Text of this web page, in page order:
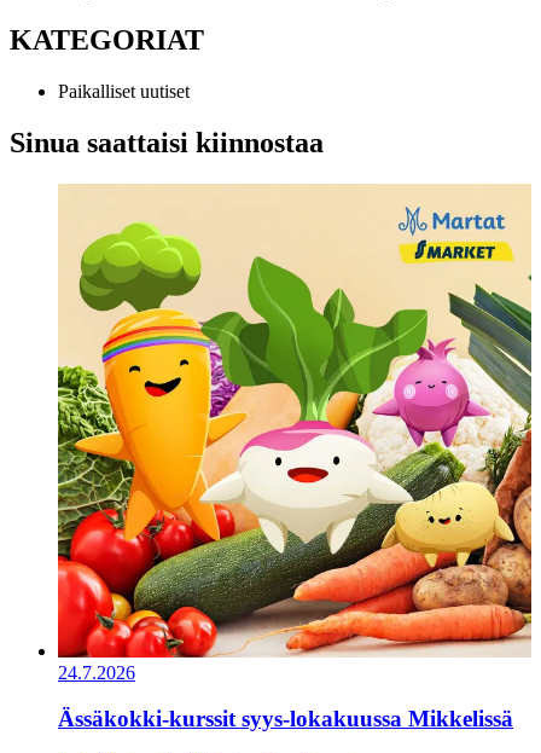
KATEGORIAT
Paikalliset uutiset
Sinua saattaisi kiinnostaa
24.7.2026
Ässäkokki-kurssit syys-lokakuussa Mikkelissä